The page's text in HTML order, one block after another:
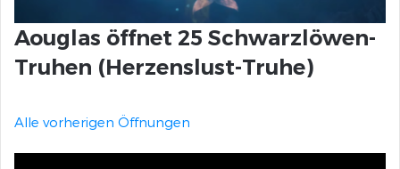
Aouglas öffnet 25 Schwarzlöwen-
Truhen (Herzenslust-Truhe)
Halloween-Patch 2016
Alle vorherigen Öffnungen